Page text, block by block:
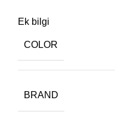
Ek bilgi
COLOR
BRAND